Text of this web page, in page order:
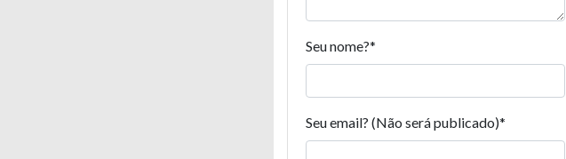
Seu nome?*
Seu email? (Não será publicado)*